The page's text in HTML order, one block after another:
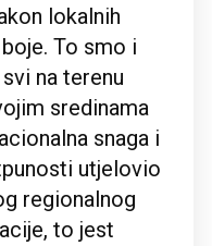
lokalnih
To smo i
na terenu
sredinama
snaga i
utjelovio
regionalnog
to jest